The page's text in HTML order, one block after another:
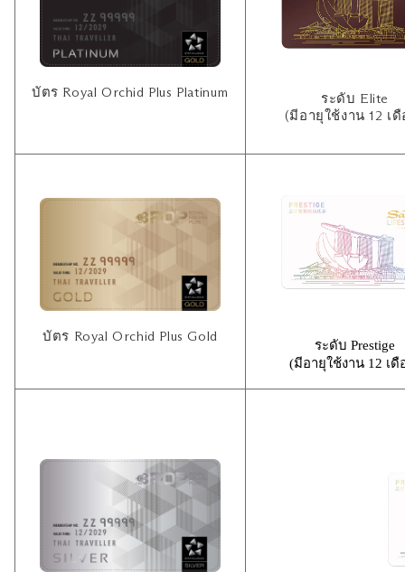
บัตร Royal Orchid Plus Platinum
ระดับ Elite
(มีอายุใช้งาน 12 เ
บัตร Royal Orchid Plus Gold
ระดับ Prestige
(มีอายุใช้งาน 12 เดื